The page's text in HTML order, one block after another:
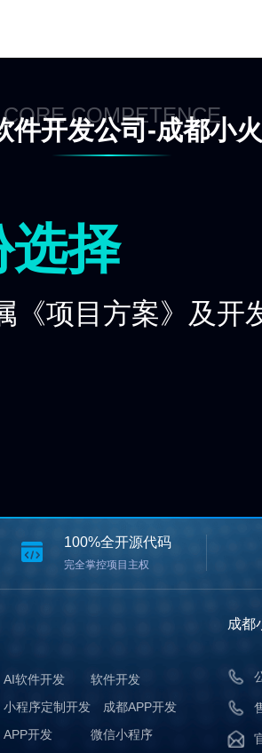
CORE COMPETENCE
件开发公司-成都小
选择
《项目方案》及开
100%全开源代码
完全掌控项目主权
AI软件开发
软件开发
小程序定制开发
成都APP开发
APP开发 微信小程序
成都